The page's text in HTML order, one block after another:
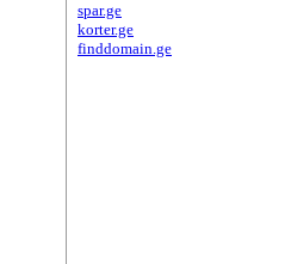
spar.ge
korter.ge
finddomain.ge